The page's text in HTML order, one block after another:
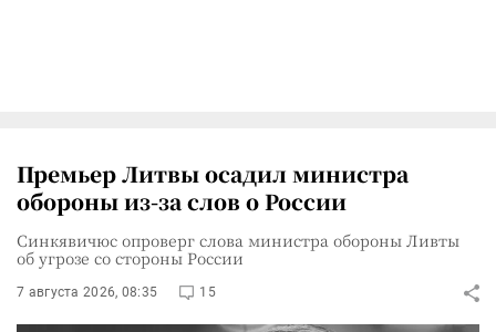
Премьер Литвы осадил министра
обороны из-за слов о России
Синкявичюс опроверг слова министра обороны Ливты
об угрозе со стороны России
7 августа 2026, 08:35 15